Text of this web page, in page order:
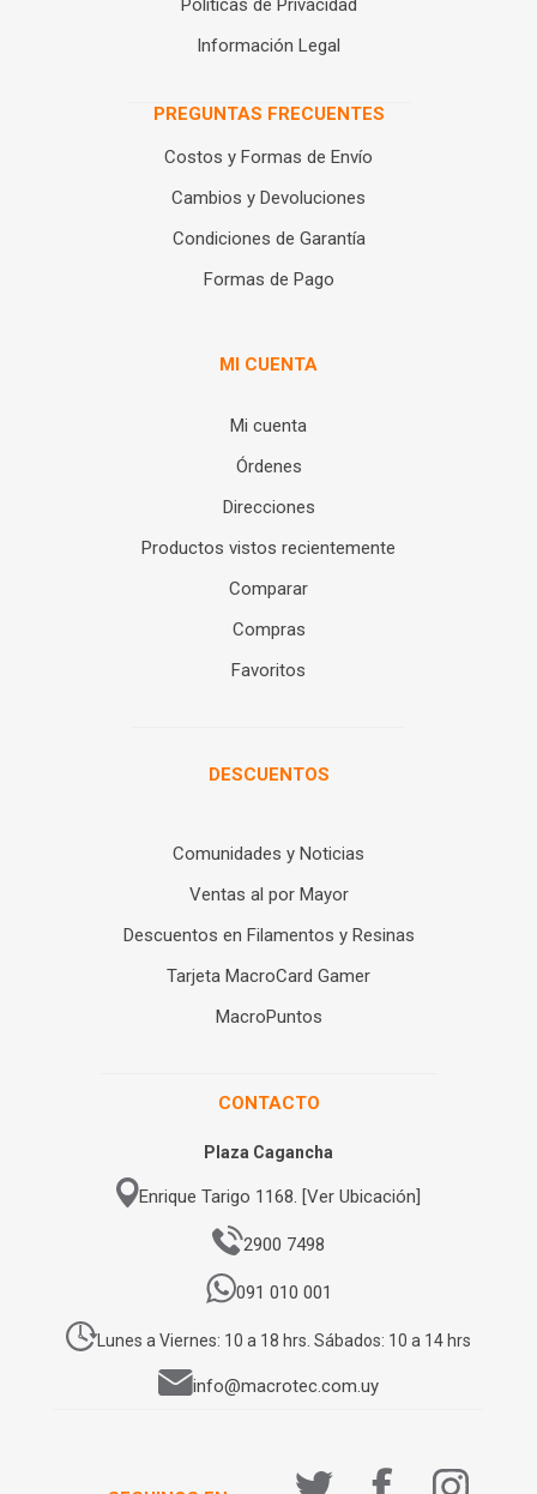
Políticas de Privacidad
Información Legal
PREGUNTAS FRECUENTES
Costos y Formas de Envío
Cambios y Devoluciones
Condiciones de Garantía
Formas de Pago
MI CUENTA
Mi cuenta
Órdenes
Direcciones
Productos vistos recientemente
Comparar
Compras
Favoritos
DESCUENTOS
Comunidades y Noticias
Ventas al por Mayor
Descuentos en Filamentos y Resinas
Tarjeta MacroCard Gamer
MacroPuntos
CONTACTO
Plaza Cagancha
Enrique Tarigo 1168. [Ver Ubicación]
2900 7498
091 010 001
Lunes a Viernes: 10 a 18 hrs. Sábados: 10 a 14 hrs
info@macrotec.com.uy